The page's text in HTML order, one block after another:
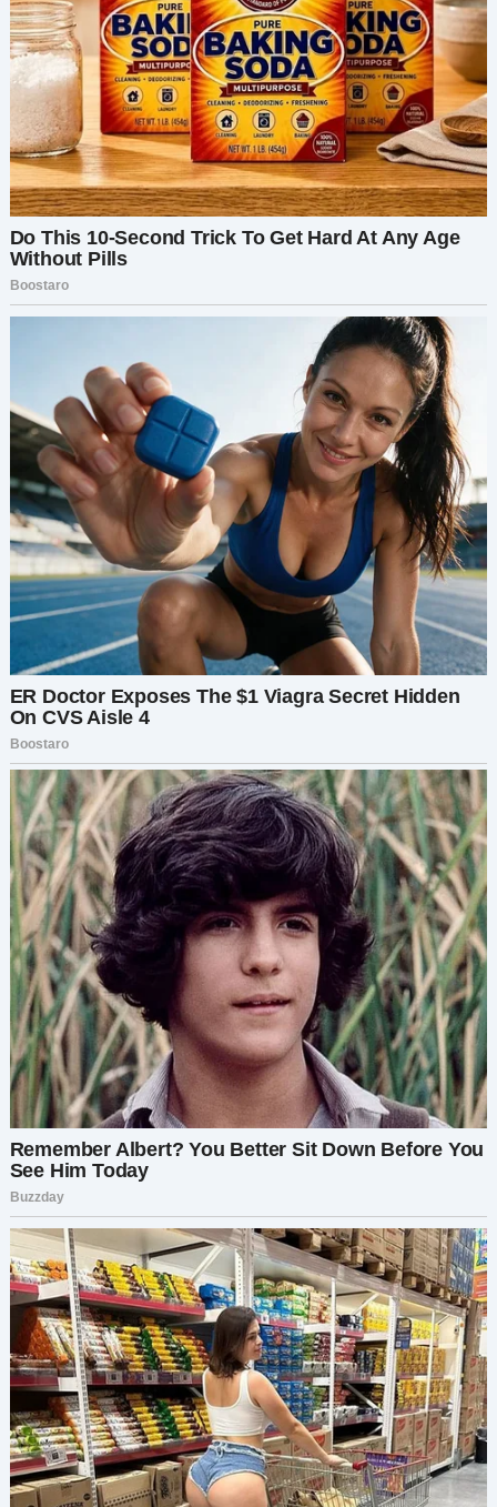
— МАДАМ, ВЫ ПОНИМАЕТЕ, ЧТО ЭТО БЫЛА
АФЕРА? ОНИ ПРОСТО ВЫМАНИЛИ У ВАС
ХОРОШЕЕ МЕСТО.
Я улыбнулась и ответила:
— НА САМОМ ДЕЛЕ, У МЕНЯ ЕСТЬ СВОЙ
КОЗЫРЬ В РУКАВЕ.
Глаза стюардессы расширились, но она быстро
поняла и едва сдержала улыбку.
Я устроилась на своём новом месте — в
середине 12-го ряда, зажатая между
подростком с наушниками, из которых гремела
музыка, и пожилым мужчиной, который сразу
заснул, уронив голову мне на плечо. Это было
далеко от идеала, но у меня был план.
Я достала телефон и зашла на популярный
форум путешественников, где часто делилась
советами и историями. Быстро набрала
сообщение:
“Только что пара обманом выманила у меня
премиум-место, якобы им нужно сидеть вместе.
Следите за развитием событий — будет
Через несколько минут комментарии
посыпались один за другим. Люди
возмущались за меня и с нетерпением ждали,
что будет дальше. Я пока не отвечала — нужно
было дать интриге созреть.
Минут через двадцать пара на моём прежнем
месте явно наслаждалась полётом. Они громко
смеялись, потягивали шампанское и делали
селфи. Я прекрасно их видела из своего ряда.
Женщина даже помахала мне с издёвкой, будто
поддразнивая. Я вежливо улыбнулась в ответ,
что явно её озадачило.
Тогда я перешла к действиям. Я незаметно
передала записку той самой стюардессе. Она
прочитала её, кивнула и подошла к паре. Я
наблюдала, как она что-то им шепнула. Их лица
сразу побледнели. Женщина начала спорить,
но стюардесса оставалась непреклонной.
Через несколько минут пара, неохотно
собирая вещи, пошла обратно в 12-й ряд.
Стюардесса подошла ко мне с широкой
улыбкой:
— Они недовольны, но переживут. Ваше место
снова вас ждёт.